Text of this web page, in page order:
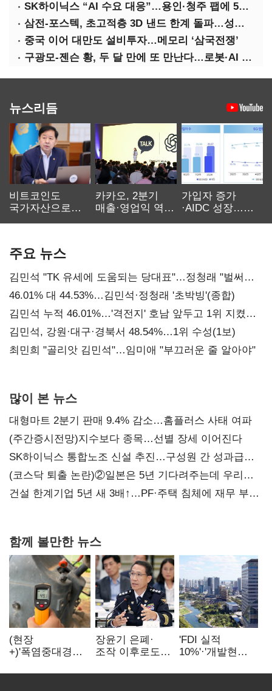
SK하이닉스 “AI 수요 대응”…용인·청주 팹에 54조 투자
삼전-포스텍, 초고적층 3D 낸드 한계 돌파…성능·전력효율 개선
중국 이어 대만도 설비투자…메모리 ‘삼국전쟁’
구광모-젠슨 황, 두 달 만에 또 만난다…로봇·AI 등 논의
뉴스리듬
비트코인도
국가자산으로…'
카카오, 2분기
매출·영업익 역대
가입자 증가
·AIDC 성장…
주요 뉴스
김민석 "TK 유세에 도움되는 당대표"…정청래 "벌써
대표된 양 당직 배분"
46.01% 대 44.53%…김민석·정청래 '초박빙'(종합)
김민석 누적 46.01%…'격전지' 호남 앞두고 1위 지켰다
(2보)
김민석, 강원·대구·경북서 48.54%…1위 수성(1보)
최민희 "골리앗 김민석"…임미애 "부끄러운 줄 알아야"
많이 본 뉴스
대형마트 2분기 판매 9.4% 감소…홈플러스 사태 여파
(주간증시전망)지수보다 종목…선별 장세 이어진다
SK하이닉스 통합노조 신설 추진…구성원 간 성과급
불만 확산
(코스닥 퇴출 논란)②일본은 5년 기다려주는데 우리는
당장 퇴출?…시간만으론 부족한 코스닥 구하기
건설 한계기업 5년 새 3배↑…PF·주택 침체에 재무 부담
함께 볼만한 뉴스
(현장
+)'폭염중대경보'
이주노동자는
장윤기 은폐·
조작 이후로도
내부비위…경찰
'FDI 실적
10%'·'개발현안
인천경제청장